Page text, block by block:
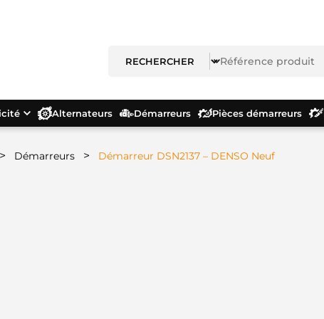
Alternateurs Démarreurs Pièces démarreurs
> Démarreurs > Démarreur DSN2137 – DENSO Neuf